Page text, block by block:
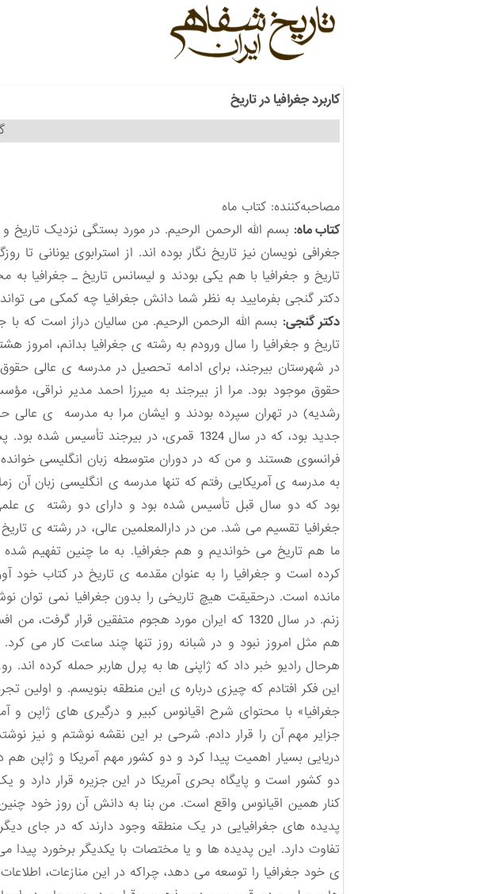
کاربرد جغرافیا در تاریخ
مصاحبه‌كننده: کتاب ماه
کتاب ماه: بسم الله الرحمن الرحیم. در مورد بستگی نزدیک
جغرافی نویسان نیز تاریخ نگار بوده اند. از استرابوی یونانی
تاریخ و جغرافیا با هم یکی بودند و لیسانس تاریخ ـ
دکتر گنجی بفرمایید به نظر شما دانش جغرافیا چه کمکی می
دکتر گنجی: بسم الله الرحمن الرحیم. من سالیان دراز است که
در شهرستان بیرجند، برای ادامه تحصیل در مدرسه ی عالی
حقوق موجود بود. مرا از بیرجند به میرزا احمد مدیر نراقی،
رشدیه) در تهران سپرده بودند و ایشان مرا به مدرسه ی عالی
جدید بود، که در سال 1324 قمری، در
فرانسوی هستند و من که در دوران متوسطه زبان انگلیسی
به مدرسه ی آمریکایی رفتم که تنها مدرسه ی انگلیسی زبان آن
بود که دو سال قبل تأسیس شده بود و دارای دو رشته ی
جغرافیا تقسیم می شد. من در دارالمعلمین عالی، در رشته ی
ما هم تاریخ می خواندیم و هم جغرافیا. به ما چنین تفهیم شده
کرده است و جغرافیا را به عنوان مقدمه ی تاریخ در کتاب خود
مانده است. درحقیقت هیچ تاریخی را بدون جغرافیا نمی توان
زنم. در سال 1320 که ایران مورد هجوم متفقین قرار
هم مثل امروز نبود و در شبانه روز تنها چند ساعت کار می
هرحال رادیو خبر داد که ژاپنی ها به پرل هاربر حمله کرده
جغرافیا» با محتوای شرح اقیانوس کبیر و درگیری های ژاپن و
جزایر مهم آن را قرار دادم. شرحی بر این نقشه نوشتم و نیز
دریایی بسیار اهمیت پیدا کرد و دو کشور مهم آمریکا و ژاپن
دو کشور است و پایگاه بحری آمریکا در این جزیره قرار دارد و
کنار همین اقیانوس واقع است. من بنا به دانش آن روز خود
پدیده های جغرافیایی در یک منطقه وجود دارند که در جای
تفاوت دارد. این پدیده ها و یا مختصات با یکدیگر برخورد
ی خود جغرافیا را توسعه می دهد، چراکه در این منازعات،